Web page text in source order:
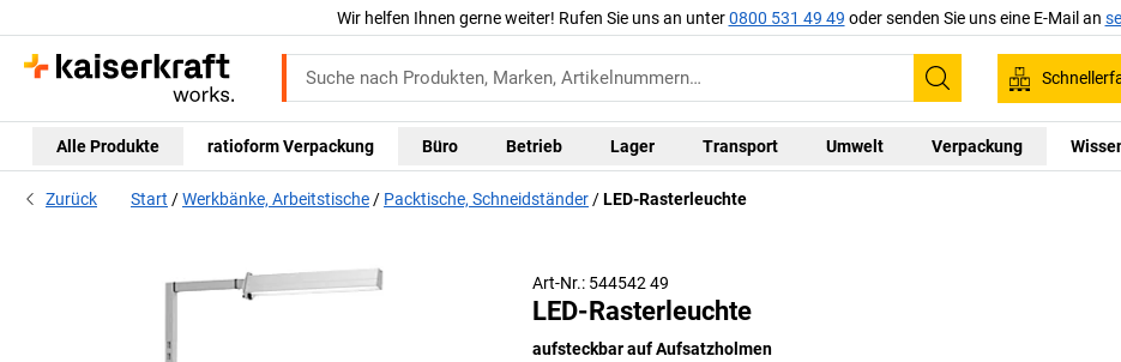
Wir helfen Ihnen gerne weiter! Rufen Sie uns an unter0800 531 49 49 oder senden Sie uns eine E-Mail an
Suchen
Alle Produkte ratioform Verpackung Büro Betrieb Lager Transport Umwelt Verpackung
Zurück Start Werkbänke, Arbeitstische Packtische, Schneidständer LED-Rasterleuchte
Art-Nr.: 544542 49
LED-Rasterleuchte
aufsteckbar auf Aufsatzholmen